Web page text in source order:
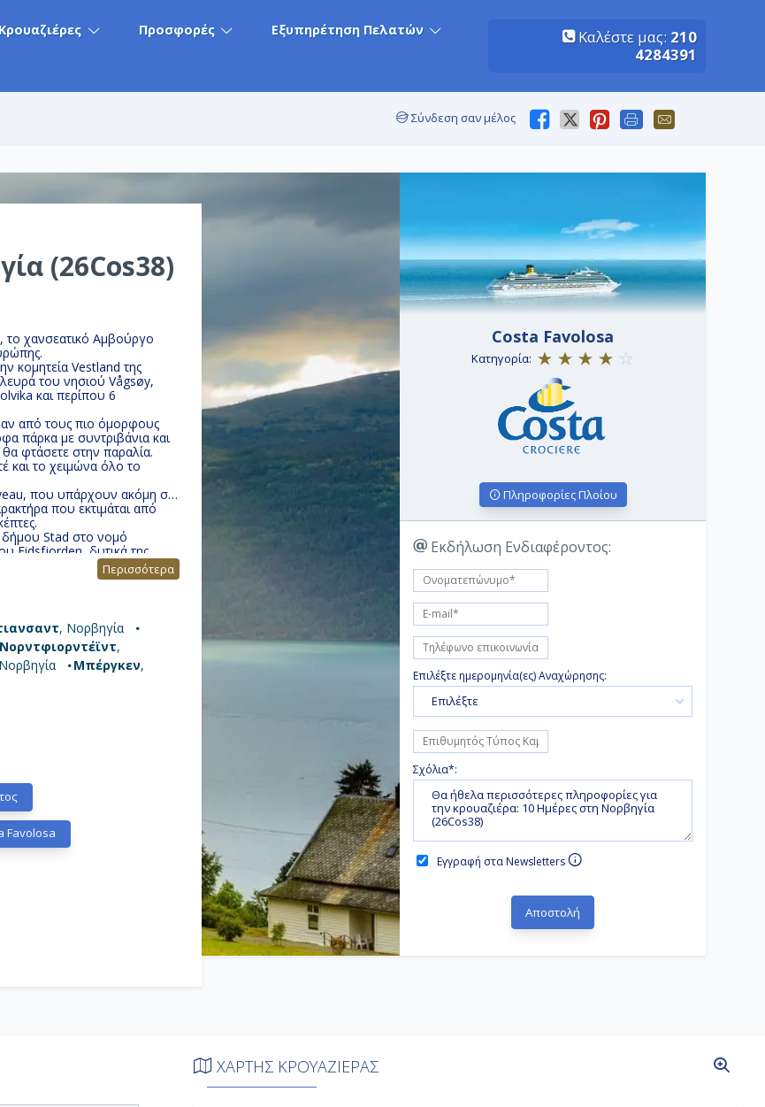
Κρουαζιέρες Προσφορές
Εξυπηρέτηση Πελατών
Καλέστε μας: 210
4284391
Σύνδεση σαν μέλος
(26Cos38)
το χανσεατικό Αμβούργο
κομητεία Vestland της
του νησιού Vågsøy,
και περίπου 6
από τους πιο όμορφους
πάρκα με συντριβάνια και
φτάσετε στην παραλία.
και το χειμώνα όλο το
που υπάρχουν ακόμη σε
που εκτιμάται από
δήμου Stad στο νομό
Eidsfjorden, δυτικά της
τους 20 σε αντίθεση με το
να απολαύσουν όλα όσα
στις μικρές παραλίες
την ανάσα. Το χωριό
και καταράκτες.
εκεί υπάρχει το
Περισσότερα
, Νορβηγία
Νορντφιορντέϊντ,
Μπέργκεν,
Favolosa
Costa Favolosa
Κατηγορία:
Πληροφορίες Πλοίου
Εκδήλωση Ενδιαφέροντος:
Επιλέξτε ημερομηνία(ες) Αναχώρησης:
Επιλέξτε
Σχόλια*:
Εγγραφή στα Newsletters
ΧΑΡΤΗΣ ΚΡΟΥΑΖΙΕΡΑΣ